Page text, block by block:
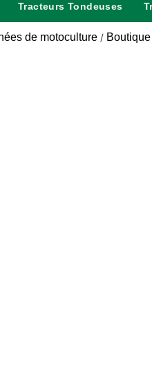
Tracteurs Tondeuses
de motoculture / Boutique